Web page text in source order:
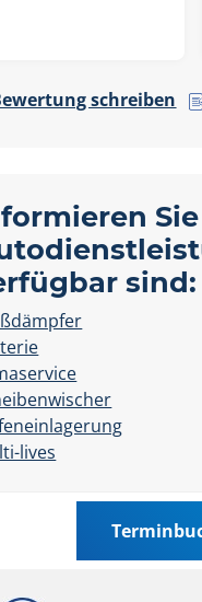
schreiben
sind:
lives